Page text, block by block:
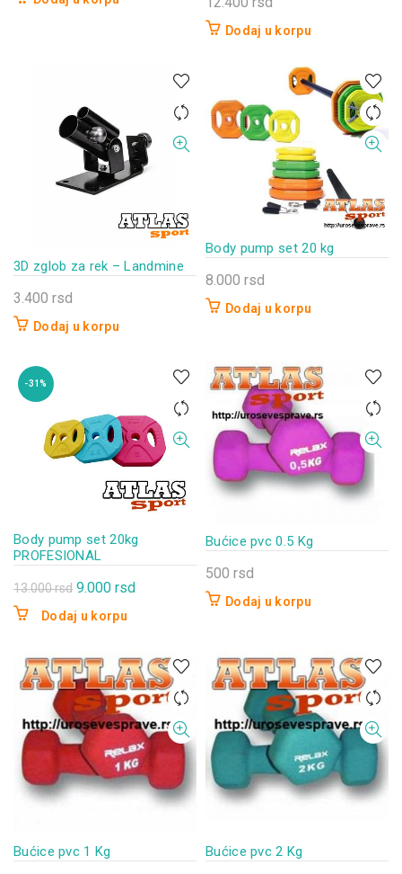
Dodaj u korpu
3D zglob za rek – Landmine
3.400 rsd
Dodaj u korpu
Body pump set 20 kg
8.000 rsd
Dodaj u korpu
-31%
Body pump set 20kg
PROFESIONAL
13.000rsd Originalna
cena
bila:
13.000 rsd.
9.000 rsdTrenutna
9.000 rsd.
Dodaj u korpu
Bućice pvc 0.5 Kg
500 rsd
Dodaj u korpu
Bućice pvc 1 Kg Bućice pvc 2 Kg